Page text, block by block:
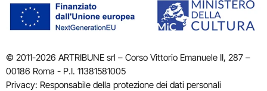
© 2011-2026 ARTRIBUNE srl – Corso Vittorio Emanuele II, 287 –
00186 Roma - P.I. 11381581005
Privacy: Responsabile della protezione dei dati personali